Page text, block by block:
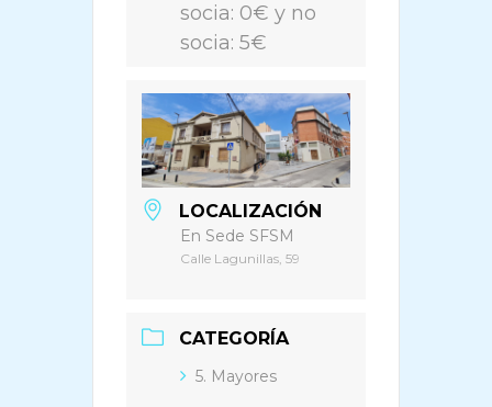
socia: 0€ y no
socia: 5€
LOCALIZACIÓN
En Sede SFSM
Calle Lagunillas, 59
CATEGORÍA
5. Mayores